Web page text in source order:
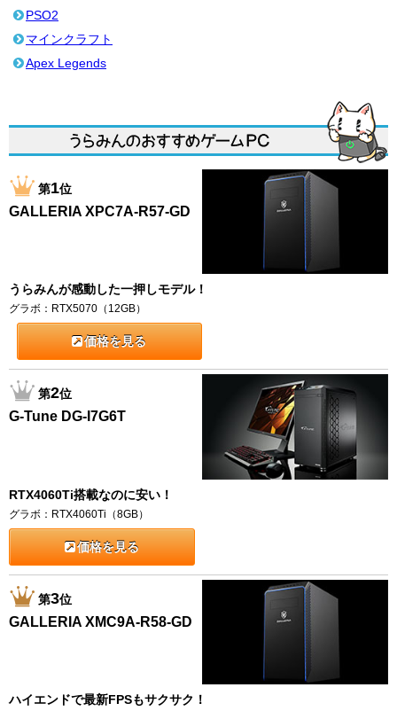
PSO2
マインクラフト
Apex Legends
第1位
GALLERIA XPC7A-R57-GD
うらみんが感動した一押しモデル！
グラボ：RTX5070（12GB）
価格を見る
第2位
G-Tune DG-I7G6T
RTX4060Ti搭載なのに安い！
グラボ：RTX4060Ti（8GB）
価格を見る
第3位
GALLERIA XMC9A-R58-GD
ハイエンドで最新FPSもサクサク！